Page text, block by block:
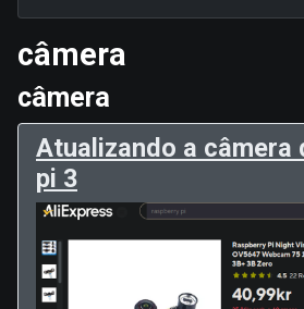
câmera
câmera
Atualizando a câmera
pi 3